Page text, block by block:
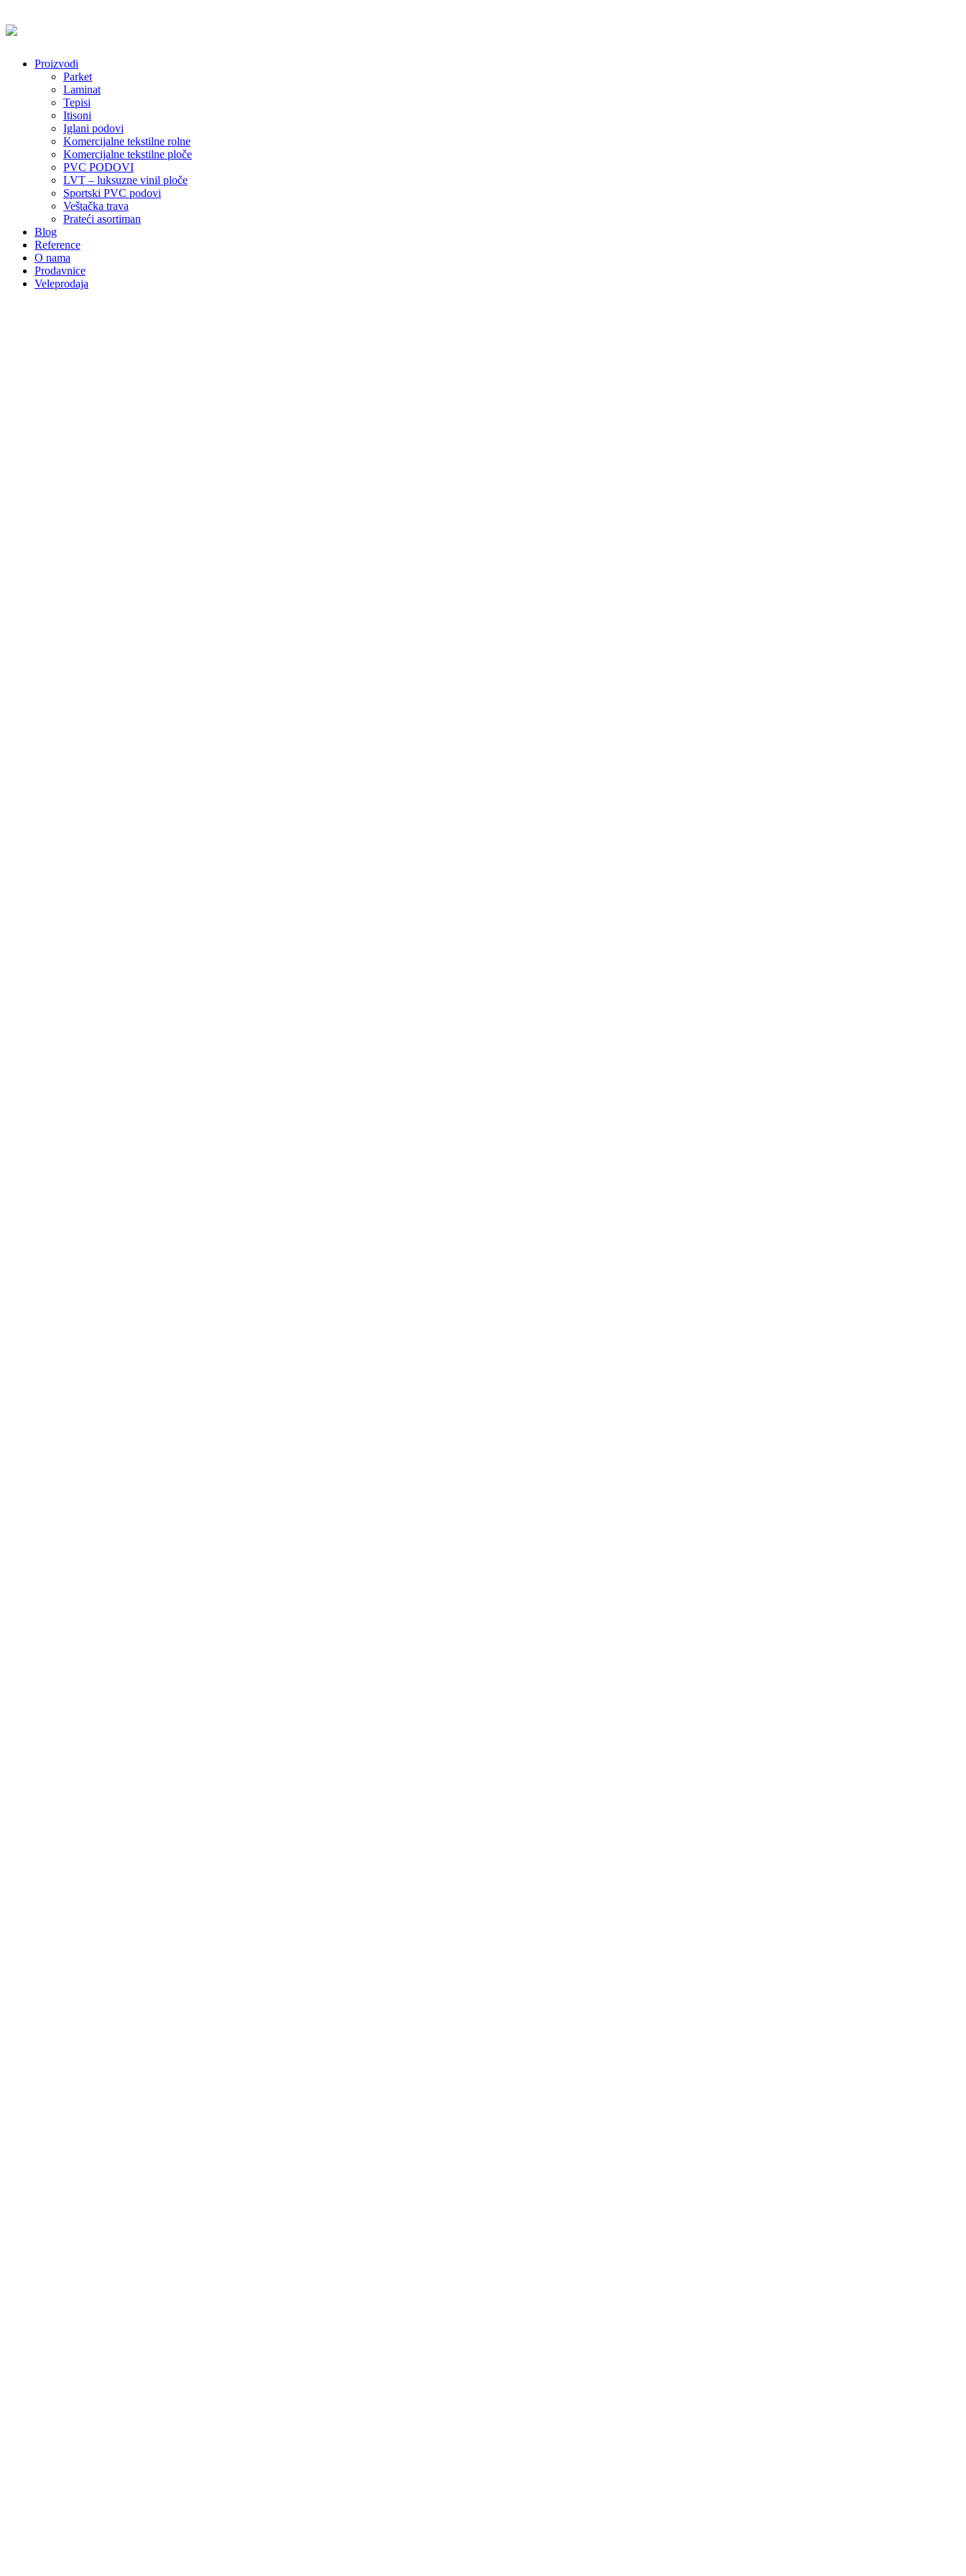
Proizvodi
Parket
Laminat
Tepisi
Itisoni
Iglani podovi
Komercijalne tekstilne rolne
Komercijalne tekstilne ploče
PVC PODOVI
LVT – luksuzne vinil ploče
Sportski PVC podovi
Veštačka trava
Prateći asortiman
Blog
Reference
O nama
Prodavnice
Veleprodaja